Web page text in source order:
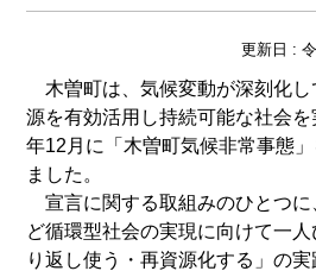
更新日 :
木曽町は、気候変動が深刻化し
源を有効活用し持続可能な社会
年12月に「木曽町気候非常事態
ました。
宣言に関する取組みのひとつに
ど循環型社会の実現に向けて一
り返し使う・再資源化する」の